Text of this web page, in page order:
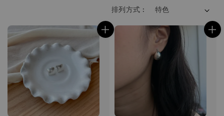
排列方式 :